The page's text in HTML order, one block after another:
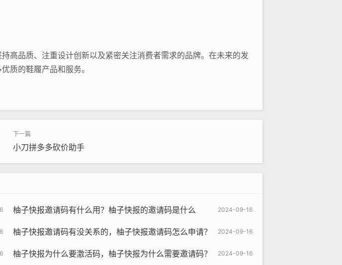
高品质、注重设计创新以及紧密关注消费者需求的品牌。在未来的发
质的鞋履产品和服务。
小刀拼多多砍价助手
2024-09-16
柚子快报邀请码有什么用？柚子快报的邀请码是什么
2024-09-16
柚子快报邀请码有没关系的，柚子快报邀请码怎么申请？
2024-09-16
柚子快报为什么要激活码，柚子快报为什么需要邀请码？